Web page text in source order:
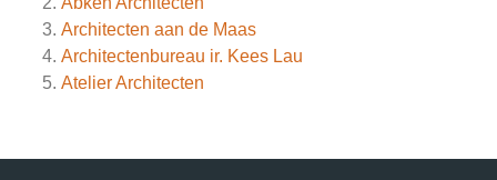
Architecten aan de Maas
Architectenbureau ir. Kees Lau
Atelier Architecten